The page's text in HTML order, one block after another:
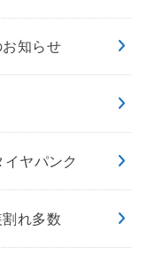
知らせ
ヤパンク
れ多数